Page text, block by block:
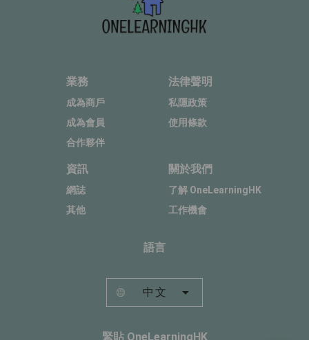
業務
成為商戶
成為會員
合作夥伴
法律聲明
私隱政策
使用條款
資訊
網誌
其他
關於我們
了解 OneLearningHK
工作機會
語言
中文
緊貼 OneLearningHK